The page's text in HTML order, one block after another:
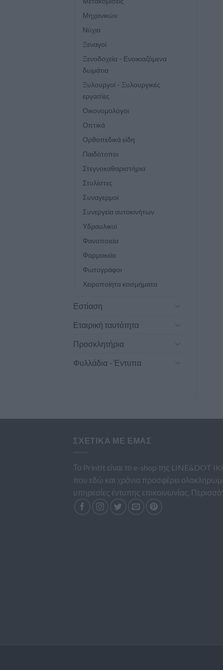
Μηχανικών
Νύχια
Ξεναγοί
Ξενοδοχεία - Ενοικιαζόμενα
δωμάτια
Ξυλουργοί - Ξυλουργικές
εργασίες
Οικονομολόγοι
Οπτικά
Ορθοπεδικά είδη
Παιδότοποι
Στεγνοκαθαριστήρια
Στυλίστες
Συναγερμοί
Συνεργεία αυτοκινήτων
Υδραυλικοί
Φανοποιεία
Φαρμακεία
Φωτογράφοι
Χειροποίητα κοσμήματα
Εστίαση
Εταιρική ταυτότητα
Προσκλητήρια
Φυλλάδια - Έντυπα
ΣΧΕΤΙΚΆ ΜΕ ΕΜΆΣ
Το PrintIt είναι το e-shop της LINE&DOT
που εδώ και χρόνια προσφέρει
υπηρεσίες έντυπης επικοινωνίας.